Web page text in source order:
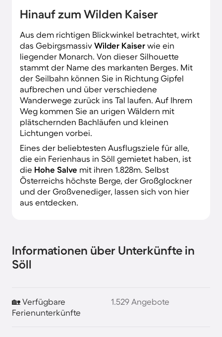
Hinauf zum Wilden Kaiser
Aus dem richtigen Blickwinkel betrachtet, wirkt
das Gebirgsmassiv Wilder Kaiser wie ein
liegender Monarch. Von dieser Silhouette
stammt der Name des markanten Berges. Mit
der Seilbahn können Sie in Richtung Gipfel
aufbrechen und über verschiedene
Wanderwege zurück ins Tal laufen. Auf Ihrem
Weg kommen Sie an urigen Wäldern mit
plätschernden Bachläufen und kleinen
Lichtungen vorbei.
Eines der beliebtesten Ausflugsziele für alle,
die ein Ferienhaus in Söll gemietet haben, ist
die Hohe Salve mit ihren 1.828m. Selbst
Österreichs höchste Berge, der Großglockner
und der Großvenediger, lassen sich von hier
aus entdecken.
Informationen über Unterkünfte in
Söll
🏡 Verfügbare
Ferienunterkünfte
1.529 Angebote